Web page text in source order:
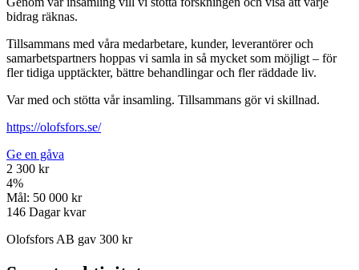
bidrag räknas.
Tillsammans med våra medarbetare, kunder, leverantörer och
samarbetspartners hoppas vi samla in så mycket som möjligt – för
fler tidiga upptäckter, bättre behandlingar och fler räddade liv.
Var med och stötta vår insamling. Tillsammans gör vi skillnad.
https://olofsfors.se/
Ge en gåva
2 300 kr
4%
Mål: 50 000 kr
146 Dagar kvar
Olofsfors AB gav 300 kr